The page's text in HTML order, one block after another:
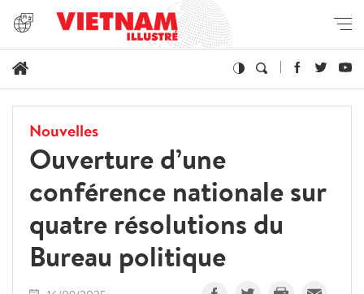
Nouvelles
Ouverture d’une
conférence nationale sur
quatre résolutions du
Bureau politique